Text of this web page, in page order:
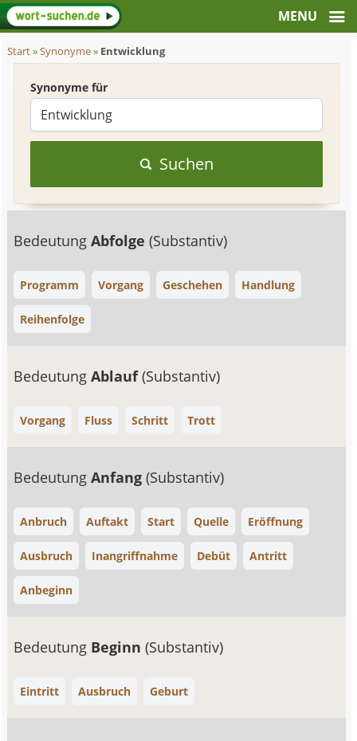
Start»Synonyme» Entwicklung
Synonyme für
Suchen
BedeutungAbfolge(Substantiv)
Programm Vorgang Geschehen Handlung
Reihenfolge
BedeutungAblauf(Substantiv)
Vorgang Fluss Schritt Trott
BedeutungAnfang(Substantiv)
Anbruch Auftakt Start Quelle Eröffnung
Ausbruch Inangriffnahme Debüt Antritt
Anbeginn
Bedeutung Beginn(Substantiv)
Eintritt Ausbruch Geburt